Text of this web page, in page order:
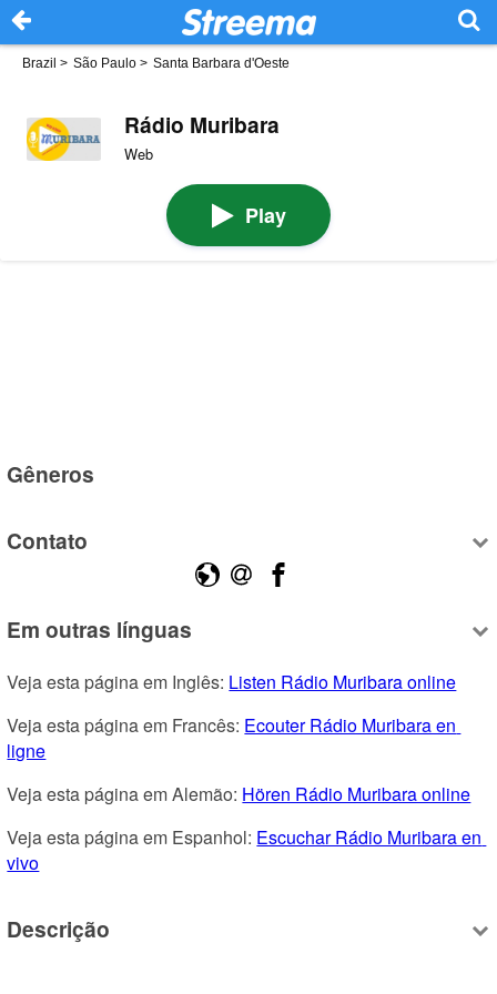
Brazil > São Paulo > Santa Barbara d'Oeste
Rádio Muribara
Web
Play
Gêneros
Contato
Em outras línguas
Veja esta página em Inglês: Listen Rádio Muribara online
Veja esta página em Francês: Ecouter Rádio Muribara en
ligne
Veja esta página em Alemão: Hören Rádio Muribara online
Veja esta página em Espanhol: Escuchar Rádio Muribara en
vivo
Descrição